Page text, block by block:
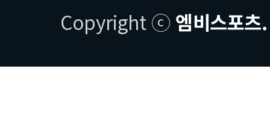
Copyright ⓒ 엠비스포츠.